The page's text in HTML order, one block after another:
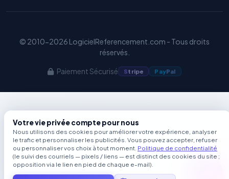
© 2010-2026 LogicielReferencement.com - Tous droits
réservés.
Paiement Sécurisé Stripe PayPal
Votre vie privée compte pour nous
Nous utilisons des cookies pour améliorer votre expérience, analyser
le trafic et personnaliser les publicités. Vous pouvez accepter, refuser
ou personnaliser vos choix à tout moment. Politique de confidentialité
(le suivi des courriels — pixels / liens — est distinct des cookies du site ;
opposition via le lien en pied de chaque e-mail).